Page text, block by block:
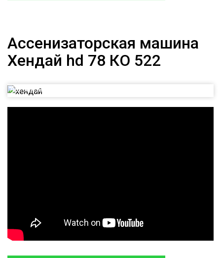
Ассенизаторская машина
Хендай hd 78 КО 522
Ассенизаторская машина Хендай hd 78 КО 522